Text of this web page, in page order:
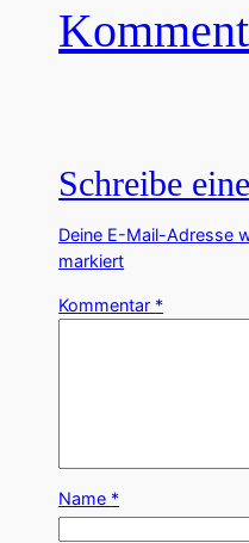
Schreibe
Deine E-Mail-Adresse
markiert
Kommentar *
Name *